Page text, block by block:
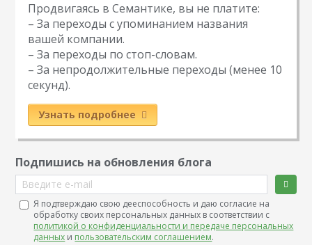
Продвигаясь в Семантике, вы не платите:
– За переходы с упоминанием названия
вашей компании.
– За переходы по стоп-словам.
– За непродолжительные переходы (менее 10
секунд).
Узнать подробнее
Подпишись на обновления блога
Введите e-mail
Я подтверждаю свою дееспособность и даю согласие на
обработку своих персональных данных в соответствии с
политикой о конфиденциальности и передаче персональных
данных и пользовательским соглашением.